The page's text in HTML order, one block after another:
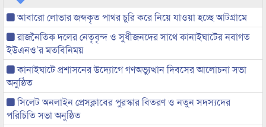
আবারো লোভার জব্দকৃত পাথর চুরি করে নিয়ে যাওয়া হচ্ছে আটগ্রামে
রাজনৈতিক দলের নেতৃবৃন্দ ও সুধীজনদের সাথে কানাইঘাটের নবাগত
ইউএনও’র মতবিনিময়
কানাইঘাটে প্রশাসনের উদ্যোগে গণঅভ্যুত্থান দিবসের আলোচনা সভা
অনুষ্ঠিত
সিলেট অনলাইন প্রেসক্লাবের পুরস্কার বিতরণ ও নতুন সদস্যদের
পরিচিতি সভা অনুষ্ঠিত